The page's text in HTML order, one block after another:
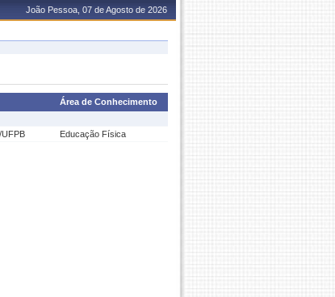
João Pessoa, 07 de Agosto de 2026
Área de Conhecimento
Educação Física